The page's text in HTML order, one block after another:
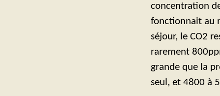
concentration
fonctionnait au
séjour, le CO2
rarement
grande que la
seul, et 4800 à